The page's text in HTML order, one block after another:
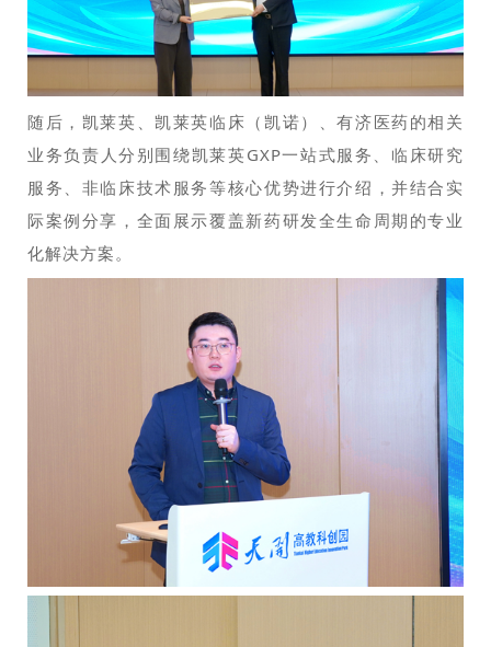
随后，凯莱英、凯莱英临床（凯诺）、有济医药的相关
业务负责人分别围绕凯莱英GXP一站式服务、临床研究
服务、非临床技术服务等核心优势进行介绍，并结合实
际案例分享，全面展示覆盖新药研发全生命周期的专业
化解决方案。